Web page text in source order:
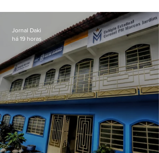
Jornal Daki
há 19 horas